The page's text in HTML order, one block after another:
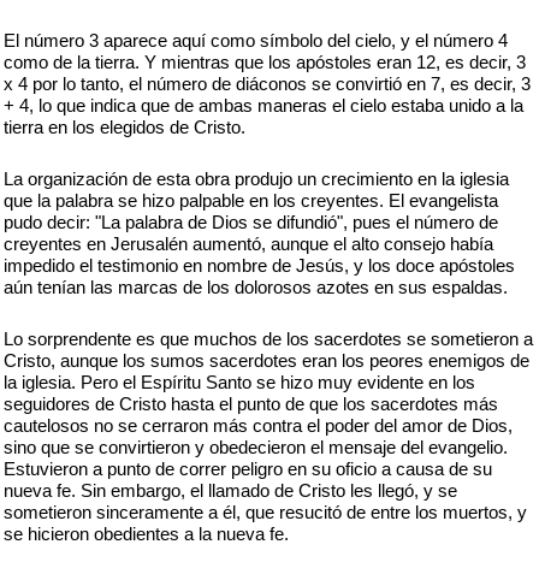
El número 3 aparece aquí como símbolo del cielo, y el número 4
como de la tierra. Y mientras que los apóstoles eran 12, es decir, 3
х 4 por lo tanto, el número de diáconos se convirtió en 7, es decir, 3
+ 4, lo que indica que de ambas maneras el cielo estaba unido a la
tierra en los elegidos de Cristo.
La organización de esta obra produjo un crecimiento en la iglesia
que la palabra se hizo palpable en los creyentes. El evangelista
pudo decir: "La palabra de Dios se difundió", pues el número de
creyentes en Jerusalén aumentó, aunque el alto consejo había
impedido el testimonio en nombre de Jesús, y los doce apóstoles
aún tenían las marcas de los dolorosos azotes en sus espaldas.
Lo sorprendente es que muchos de los sacerdotes se sometieron a
Cristo, aunque los sumos sacerdotes eran los peores enemigos de
la iglesia. Pero el Espíritu Santo se hizo muy evidente en los
seguidores de Cristo hasta el punto de que los sacerdotes más
cautelosos no se cerraron más contra el poder del amor de Dios,
sino que se convirtieron y obedecieron el mensaje del evangelio.
Estuvieron a punto de correr peligro en su oficio a causa de su
nueva fe. Sin embargo, el llamado de Cristo les llegó, y se
sometieron sinceramente a él, que resucitó de entre los muertos, y
se hicieron obedientes a la nueva fe.